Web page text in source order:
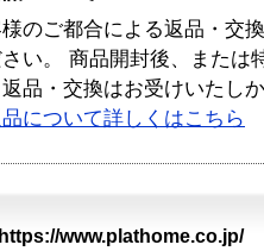
のご都合による返品・交
さい。 商品開封後、または
品・交換はお受けいたし
について詳しくはこちら
https://www.plathome.co.jp/